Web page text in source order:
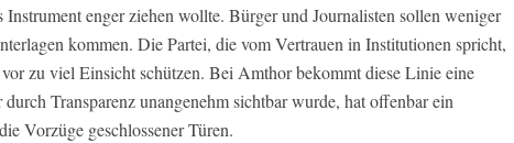
Instrument enger ziehen wollte. Bürger und Journalisten sollen weniger
kommen. Die Partei, die vom Vertrauen in Institutionen spricht,
zu viel Einsicht schützen. Bei Amthor bekommt diese Linie eine
durch Transparenz unangenehm sichtbar wurde, hat offenbar ein
Vorzüge geschlossener Türen.